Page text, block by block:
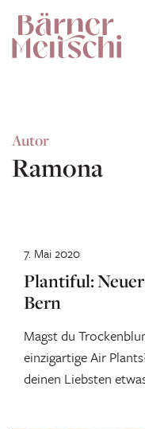
Autor
Ramona
Plantiful:
Bern
Magst du
einzigartige Air
deinen Liebsten
7. Mai 2020